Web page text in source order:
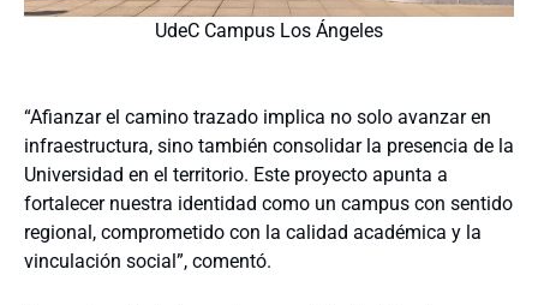
UdeC Campus Los Ángeles
“Afianzar el camino trazado implica no solo avanzar en
infraestructura, sino también consolidar la presencia de la
Universidad en el territorio. Este proyecto apunta a
fortalecer nuestra identidad como un campus con sentido
regional, comprometido con la calidad académica y la
vinculación social”, comentó.